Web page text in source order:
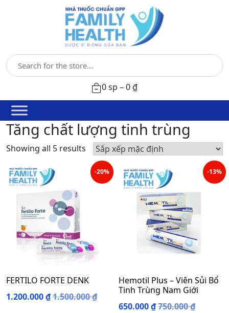
0 sp –0₫
Tăng chất lượng tinh trùng
Showing all 5 results
-20%
FERTILO FORTE DENK
1.200.000₫1.500.000₫
-13%
Hemotil Plus – Viên Sủi Bổ
Tinh Trùng Nam Giới
650.000₫ 750.000₫